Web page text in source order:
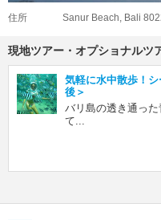
住所 Sanur Beach, Bali
現地ツアー・オプショナルツ
気軽に水中散歩！
後＞
バリ島の透き通っ
て...